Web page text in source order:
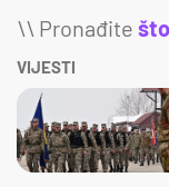
\\ Pronađite
VIJESTI